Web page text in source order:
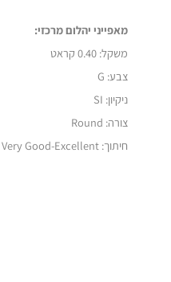
מאפייני יהלום מרכזי:
משקל: 0.40 קראט
צבע: G
ניקיון: SI
צורה: Round
חיתוך: Very Good-Excellent